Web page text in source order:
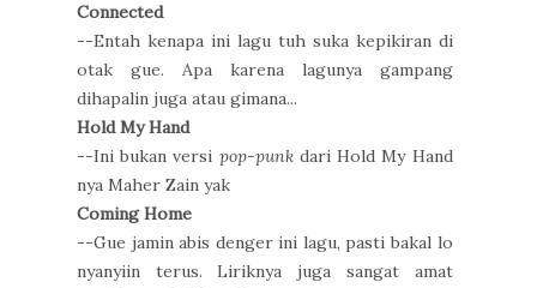
Connected
--Entah kenapa ini lagu tuh suka kepikiran di
otak gue. Apa karena lagunya gampang
dihapalin juga atau gimana...
Hold My Hand
--Ini bukan versi pop-punkdari Hold My Hand
nya Maher Zain yak
Coming Home
--Gue jamin abis denger ini lagu, pasti bakal lo
nyanyiin terus. Liriknya juga sangat amat